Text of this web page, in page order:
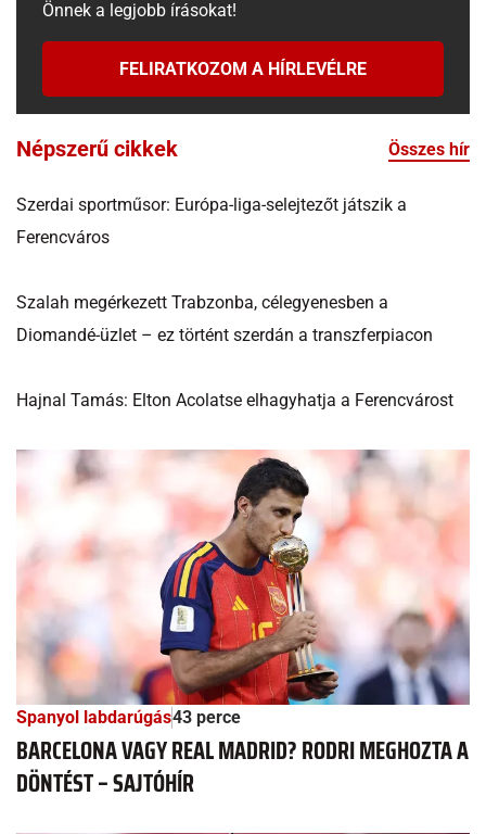
Önnek a legjobb írásokat!
FELIRATKOZOM A HÍRLEVÉLRE
Népszerű cikkek Összes hír
Szerdai sportműsor: Európa-liga-selejtezőt játszik a
Ferencváros
Szalah megérkezett Trabzonba, célegyenesben a
Diomandé-üzlet – ez történt szerdán a transzferpiacon
Hajnal Tamás: Elton Acolatse elhagyhatja a Ferencvárost
Spanyol labdarúgás43 perce
BARCELONA VAGY REAL MADRID? RODRI MEGHOZTA A
DÖNTÉST – SAJTÓHÍR